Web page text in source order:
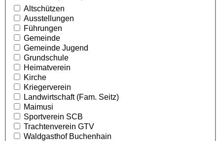
Altschützen
Ausstellungen
Führungen
Gemeinde
Gemeinde Jugend
Grundschule
Heimatverein
Kirche
Kriegerverein
Landwirtschaft (Fam. Seitz)
Maimusi
Sportverein SCB
Trachtenverein GTV
Waldgasthof Buchenhain